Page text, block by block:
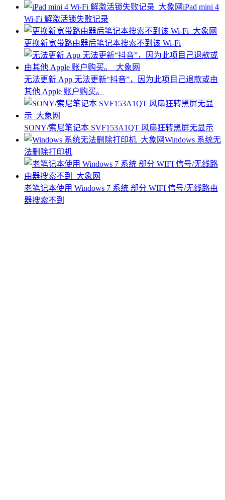
iPad mini 4
Wi-Fi 解激活锁失败记录
更换新宽带路由器后笔记本搜索不到该 Wi-Fi
无法更新 App 无法更新“抖音”，因为此项目己退款或由
其他 Apple 账户购买。
SONY/索尼笔记本 SVF153A1QT 风扇狂转黑屏无显示
Windows 系统无
法删除打印机
老笔记本使用 Windows 7 系统 部分 WIFI 信号/无线路由
器搜索不到